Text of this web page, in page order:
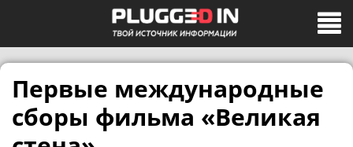
Первые международные
сборы фильма «Великая